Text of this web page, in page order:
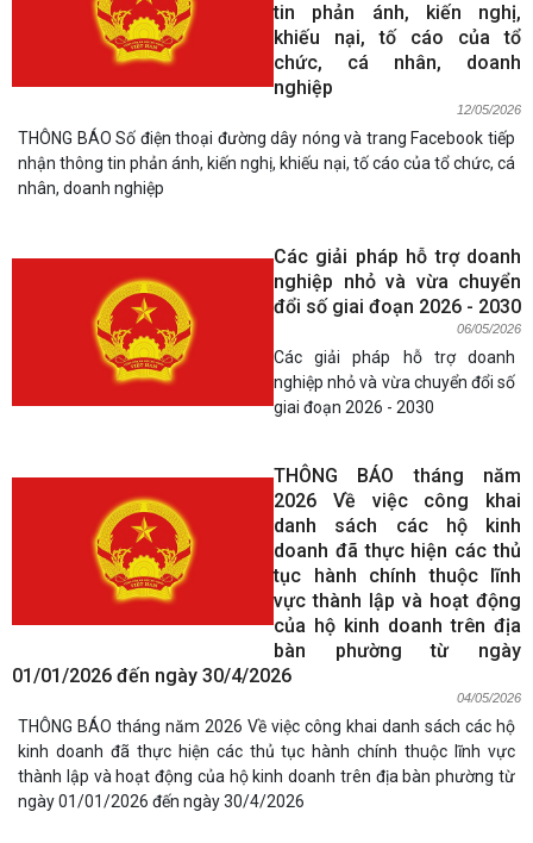
tin phản ánh, kiến nghị,
khiếu nại, tố cáo của tổ
chức, cá nhân, doanh
nghiệp
12/05/2026
THÔNG BÁO Số điện thoại đường dây nóng và trang Facebook tiếp
nhận thông tin phản ánh, kiến nghị, khiếu nại, tố cáo của tổ chức, cá
nhân, doanh nghiệp
Các giải pháp hỗ trợ doanh
nghiệp nhỏ và vừa chuyển
đổi số giai đoạn 2026 - 2030
06/05/2026
Các giải pháp hỗ trợ doanh
nghiệp nhỏ và vừa chuyển đổi số
giai đoạn 2026 - 2030
THÔNG BÁO tháng năm
2026 Về việc công khai
danh sách các hộ kinh
doanh đã thực hiện các thủ
tục hành chính thuộc lĩnh
vực thành lập và hoạt động
của hộ kinh doanh trên địa
bàn phường từ ngày
01/01/2026 đến ngày 30/4/2026
04/05/2026
THÔNG BÁO tháng năm 2026 Về việc công khai danh sách các hộ
kinh doanh đã thực hiện các thủ tục hành chính thuộc lĩnh vực
thành lập và hoạt động của hộ kinh doanh trên địa bàn phường từ
ngày 01/01/2026 đến ngày 30/4/2026